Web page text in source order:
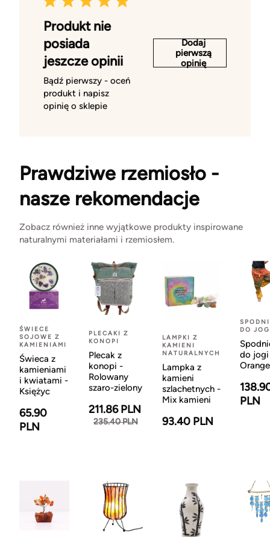
Produkt nie
posiada
jeszcze opinii
Bądź pierwszy - oceń
produkt i napisz
opinię o sklepie
Dodaj
pierwszą
opinię
Prawdziwe rzemiosło -
nasze rekomendacje
Zobacz również inne wyjątkowe produkty inspirowane
naturalnymi materiałami i rzemiosłem.
ŚWIECE
SOJOWE Z
KAMIENIAMI
Świeca z
kamieniami
i kwiatami -
Księżyc
65.90
PLN
PLECAKI Z
KONOPI
Plecak z
konopi -
Rolowany
szaro-zielony
211.86 PLN
235.40 PLN
LAMPKI Z
KAMIENI
NATURALNYCH
Lampka z
kamieni
szlachetnych -
Mix kamieni
93.40 PLN
DO
do
Orange
PLN